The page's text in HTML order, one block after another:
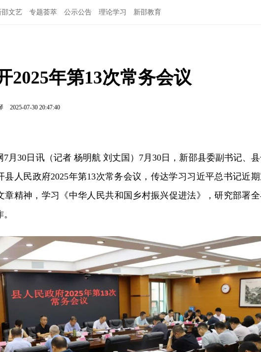
邵文艺 专题荟萃 公示公告 理论学习 新邵教育
2025年第13次常务会议
2025-07-30 20:47:40
7月30日讯（记者 杨明航 刘丈国）7月30日，新邵县委副书记、
县人民政府2025年第13次常务会议，传达学习习近平总书记近
章精神，学习《中华人民共和国乡村振兴促进法》，研究部署